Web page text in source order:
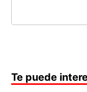
Te puede